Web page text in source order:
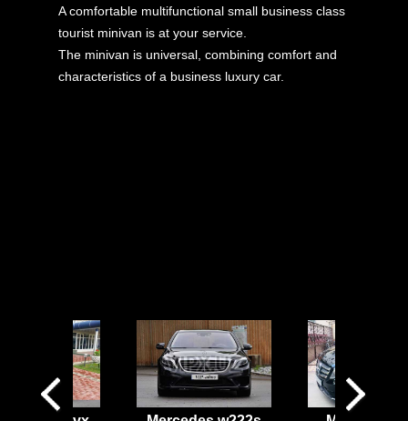
A comfortable multifunctional small business class
tourist minivan is at your service.
The minivan is universal, combining comfort and
characteristics of a business luxury car.